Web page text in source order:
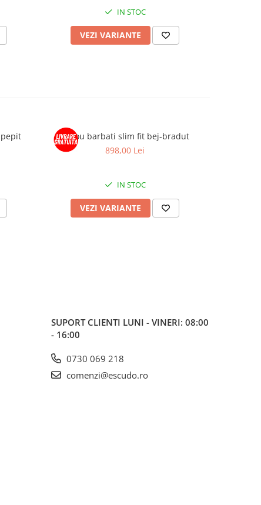
IN STOC
VEZI VARIANTE
Sacou barbati slim fit bej-bradut
898,00 Lei
IN STOC
VEZI VARIANTE
SUPORT CLIENTI LUNI - VINERI: 08:00
- 16:00
0730 069 218
comenzi@escudo.ro